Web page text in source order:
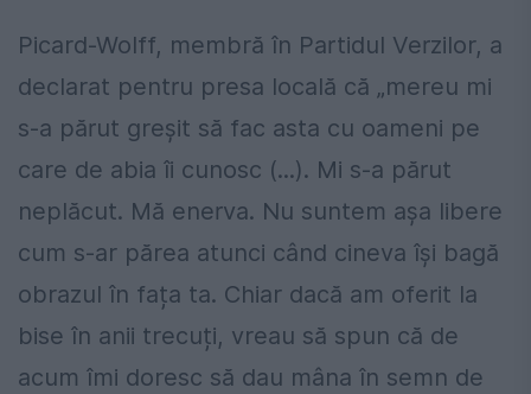
Picard-Wolff, membră în Partidul Verzilor, a
declarat pentru presa locală că „mereu mi
s-a părut greșit să fac asta cu oameni pe
care de abia îi cunosc (...). Mi s-a părut
neplăcut. Mă enerva. Nu suntem așa libere
cum s-ar părea atunci când cineva își bagă
obrazul în fața ta. Chiar dacă am oferit la
bise în anii trecuți, vreau să spun că de
acum îmi doresc să dau mâna în semn de